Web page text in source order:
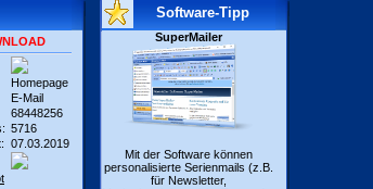
Homepage
E-Mail
68448256
5716
07.03.2019
Software-Tipp
SuperMailer
Mit der Software können
personalisierte Serienmails (z.B.
für Newsletter,